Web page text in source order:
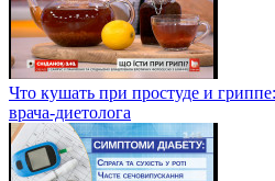
Что кушать при простуде и
врача-диетолога